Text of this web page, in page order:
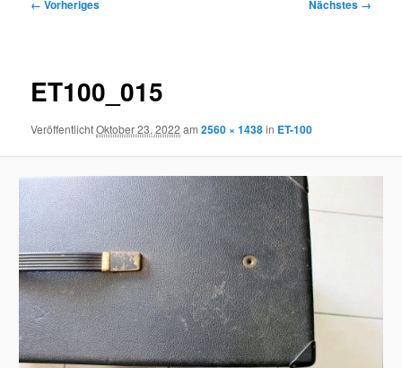
← Vorheriges Nächstes →
ET100_015
VeröffentlichtOktober 23, 2022 am2560 × 1438in ET-100